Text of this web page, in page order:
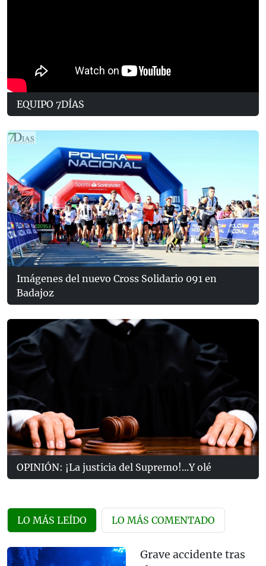
EQUIPO 7DÍAS
Imágenes del nuevo Cross Solidario 091 en
Badajoz
OPINIÓN: ¡La justicia del Supremo!...Y olé
LO MÁS LEÍDO LO MÁS COMENTADO
Grave accidente tras